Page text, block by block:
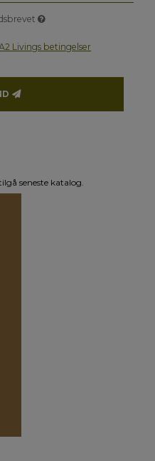
Livings betingelser
seneste katalog.